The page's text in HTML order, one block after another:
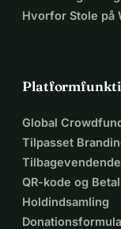
Hvorfor Stole på
Global
Tilpasset
QR-kode og
Holdindsamling